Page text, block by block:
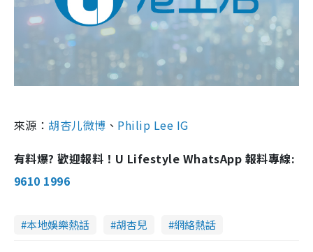
來源： 胡杏儿微博 、 Philip Lee IG
有料爆? 歡迎報料！U Lifestyle WhatsApp 報料專線:
9610 1996
本地娛樂熱話 胡杏兒 網絡熱話